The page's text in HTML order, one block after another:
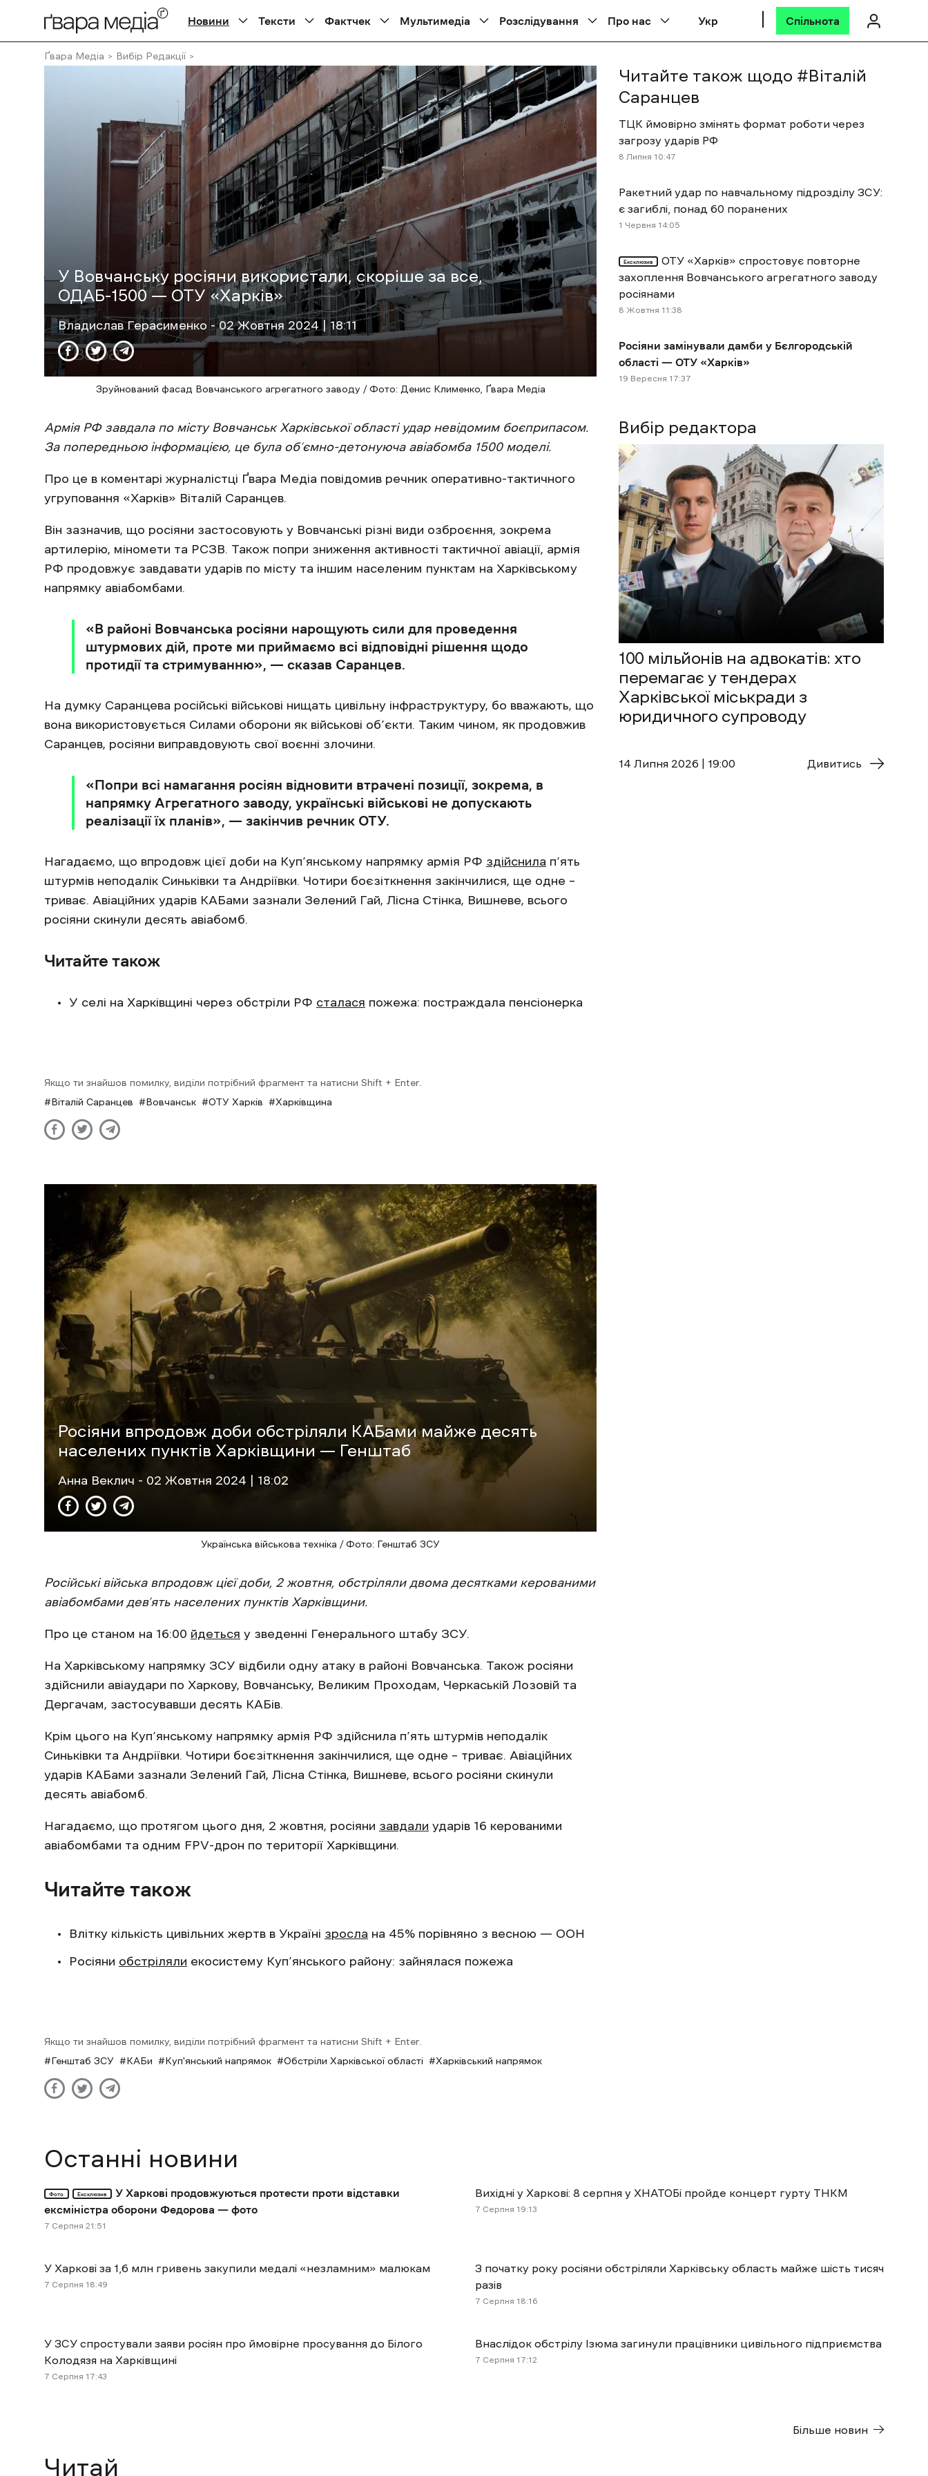
Новини Тексти Фактчек Мультимедіа Розслідування Про нас Укр Спільнота
Ґвара Медіа Вибір Редакції
У Вовчанську росіяни використали, скоріше за все,
ОДАБ-1500 — ОТУ «Харків»
Владислав Герасименко - 02 Жовтня 2024 | 18:11
Зруйнований фасад Вовчанського агрегатного заводу / Фото: Денис Клименко, Ґвара Медіа
Армія РФ завдала по місту Вовчанськ Харківської області удар невідомим боєприпасом.
За попередньою інформацією, це була об’ємно-детонуюча авіабомба 1500 моделі.
Про це в коментарі журналістці Ґвара Медіа повідомив речник оперативно-тактичного
угруповання «Харків» Віталій Саранцев.
Він зазначив, що росіяни застосовують у Вовчанські різні види озброєння, зокрема
артилерію, міномети та РСЗВ. Також попри зниження активності тактичної авіації, армія
РФ продовжує завдавати ударів по місту та іншим населеним пунктам на Харківському
напрямку авіабомбами.
«В районі Вовчанська росіяни нарощують сили для проведення
штурмових дій, проте ми приймаємо всі відповідні рішення щодо
протидії та стримуванню», — сказав Саранцев.
На думку Саранцева російські військові нищать цивільну інфраструктуру, бо вважають, що
вона використовується Силами оборони як військові об’єкти. Таким чином, як продовжив
Саранцев, росіяни виправдовують свої воєнні злочини.
«Попри всі намагання росіян відновити втрачені позиції, зокрема, в
напрямку Агрегатного заводу, українські військові не допускають
реалізації їх планів», — закінчив речник ОТУ.
Нагадаємо, що впродовж цієї доби на Куп’янському напрямку армія РФ здійснила п’ять
штурмів неподалік Синьківки та Андріївки. Чотири боєзіткнення закінчилися, ще одне –
триває. Авіаційних ударів КАБами зазнали Зелений Гай, Лісна Стінка, Вишневе, всього
росіяни скинули десять авіабомб.
Читайте також
У селі на Харківщині через обстріли РФ сталася пожежа: постраждала пенсіонерка
Якщо ти знайшов помилку, виділи потрібний фрагмент та натисни Shift + Enter.
Віталій Саранцев
Вовчанськ ОТУ Харків Харківщина
Росіяни впродовж доби обстріляли КАБами майже десять
населених пунктів Харківщини — Генштаб
Анна Веклич - 02 Жовтня 2024 | 18:02
Українська військова техніка / Фото: Генштаб ЗСУ
Російські війська впродовж цієї доби, 2 жовтня, обстріляли двома десятками керованими
авіабомбами дев’ять населених пунктів Харківщини.
Про це станом на 16:00 йдеться у зведенні Генерального штабу ЗСУ.
На Харківському напрямку ЗСУ відбили одну атаку в районі Вовчанська. Також росіяни
здійснили авіаудари по Харкову, Вовчанську, Великим Проходам, Черкаській Лозовій та
Дергачам, застосувавши десять КАБів.
Крім цього на Куп’янському напрямку армія РФ здійснила п’ять штурмів неподалік
Синьківки та Андріївки. Чотири боєзіткнення закінчилися, ще одне – триває. Авіаційних
ударів КАБами зазнали Зелений Гай, Лісна Стінка, Вишневе, всього росіяни скинули
десять авіабомб.
Нагадаємо, що протягом цього дня, 2 жовтня, росіяни завдали ударів 16 керованими
авіабомбами та одним FPV-дрон по території Харківщини.
Читайте також
Влітку кількість цивільних жертв в Україні зросла на 45% порівняно з весною — ООН
Росіяни обстріляли екосистему Куп’янського району: зайнялася пожежа
Якщо ти знайшов помилку, виділи потрібний фрагмент та натисни Shift + Enter.
Генштаб ЗСУ
КАБи Куп'янський напрямок Обстріли Харківської області Харківський напрямок
Вибір редактора
100 мільйонів на адвокатів: хто
перемагає у тендерах
Харківської міськради з
юридичного супроводу
14 Липня 2026 | 19:00 Дивитись
Читайте також щодо # Віталій
Саранцев
ТЦК ймовірно змінять формат роботи через
загрозу ударів РФ
8 Липня 10:47
Ракетний удар по навчальному підрозділу ЗСУ:
є загиблі, понад 60 поранених
1 Червня 14:05
Ексклюзив
ОТУ «‎Харків» спростовує повторне
захоплення Вовчанського агрегатного заводу
росіянами
8 Жовтня 11:38
Росіяни замінували дамби у Бєлгородській
області — ОТУ «‎Харків»
19 Вересня 17:37
Останні новини
Фото Ексклюзив
У Харкові продовжуються протести проти відставки
ексміністра оборони Федорова — фото
7 Cерпня 21:51
Вихідні у Харкові: 8 серпня у ХНАТОБі пройде концерт гурту ТНКМ
7 Cерпня 19:13
У Харкові за 1,6 млн гривень закупили медалі «незламним» малюкам
7 Cерпня 18:49
З початку року росіяни обстріляли Харківську область майже шість тисяч
разів
7 Cерпня 18:16
У ЗСУ спростували заяви росіян про ймовірне просування до Білого
Колодязя на Харківщині
7 Cерпня 17:43
Внаслідок обстрілу Ізюма загинули працівники цивільного підприємства
7 Cерпня 17:12
Більше новин
Читай